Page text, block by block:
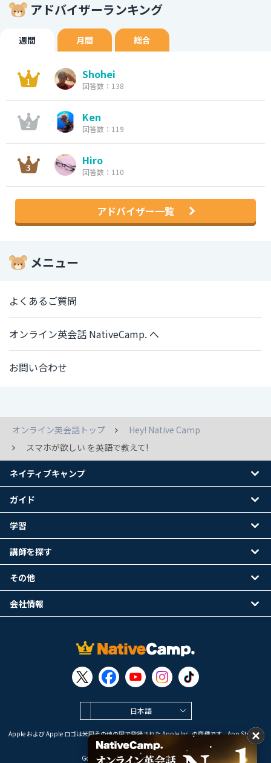
アドバイザーランキング
週間 月間 総合
Shohei
回答数：138
Ken
回答数：119
Hiro
回答数：110
アドバイザー一覧
メニュー
よくあるご質問
オンライン英会話 NativeCamp. へ
お問い合わせ
オンライン英会話トップ
Hey! Native Camp
スマホが欲しい を英語で教えて!
日本語
Apple および Apple ロゴは米国その他の国で登録された Apple Inc. の商標です。App Store は
Apple Inc. のサービスマークです。
Google Play は Google LLC の商標です。
ネイティブキャンプ
ガイド
学習
講師を探す
その他
会社情報